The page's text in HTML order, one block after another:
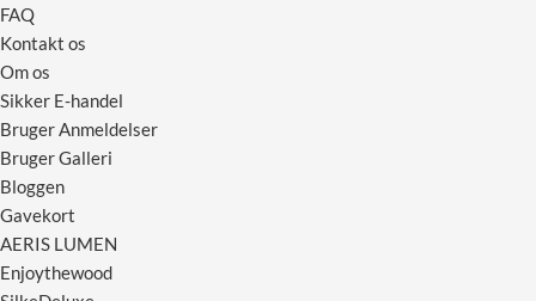
FAQ
Kontakt os
Om os
Sikker E-handel
Bruger Anmeldelser
Bruger Galleri
Bloggen
Gavekort
AERIS LUMEN
Enjoythewood